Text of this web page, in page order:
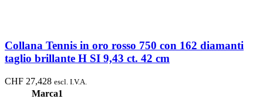
Collana Tennis in oro rosso 750 con 162 diamanti
taglio brillante H SI 9,43 ct. 42 cm
CHF 27,428 escl. I.V.A.
Marca1